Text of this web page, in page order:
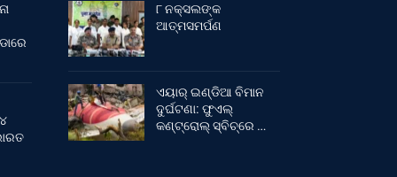
୮ ନକ୍ସଲଙ୍କ
ଆତ୍ମସମର୍ପଣ
ଏୟାର୍ ଇଣ୍ଡିଆ ବିମାନ
ଦୁର୍ଘଟଣା: ଫୁଏଲ୍‌
କଣ୍ଟ୍ରୋଲ୍‌ ସ୍ବିଚ୍‌ରେ …